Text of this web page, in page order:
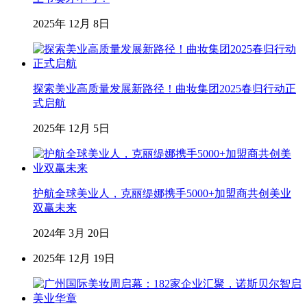
2025年 12月 8日
探索美业高质量发展新路径！曲妆集团2025春归行动正
式启航
2025年 12月 5日
护航全球美业人，克丽缇娜携手5000+加盟商共创美业
双赢未来
2024年 3月 20日
2025年 12月 19日